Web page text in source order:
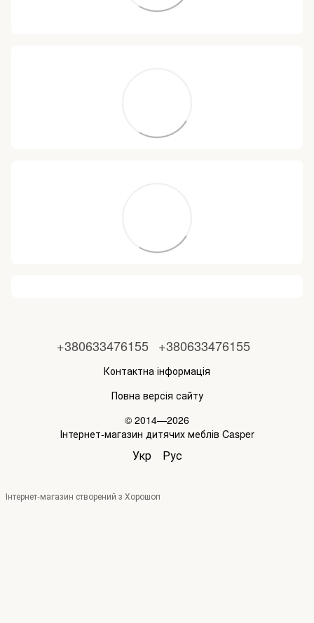
+380633476155 +380633476155
Контактна інформація
Повна версія сайту
© 2014—2026
Інтернет-магазин дитячих меблів Casper
Укр Рус
Інтернет-магазин створений з Хорошоп